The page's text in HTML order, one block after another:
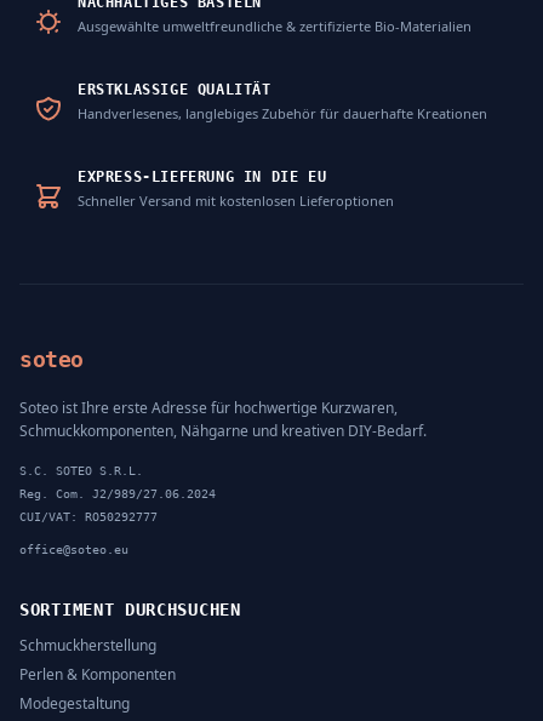
Ausgewählte umweltfreundliche & zertifizierte Bio-Materialien
ERSTKLASSIGE QUALITÄT
Handverlesenes, langlebiges Zubehör für dauerhafte Kreationen
EXPRESS-LIEFERUNG IN DIE EU
Schneller Versand mit kostenlosen Lieferoptionen
soteo
Soteo ist Ihre erste Adresse für hochwertige Kurzwaren,
Schmuckkomponenten, Nähgarne und kreativen DIY-Bedarf.
S.C. SOTEO S.R.L.
Reg. Com. J2/989/27.06.2024
CUI/VAT: RO50292777
office@soteo.eu
SORTIMENT DURCHSUCHEN
Schmuckherstellung
Perlen & Komponenten
Modegestaltung